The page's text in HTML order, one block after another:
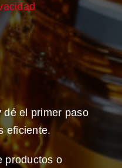
dé el primer paso
eficiente.
productos o